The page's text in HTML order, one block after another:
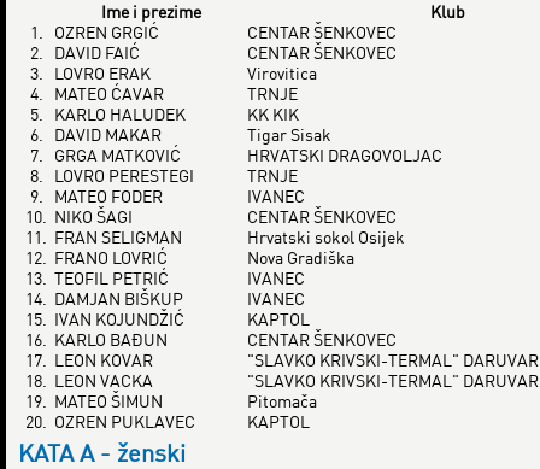
Ime i prezime
Klub
1.
OZREN GRGIĆ
CENTAR ŠENKOVEC
2.
DAVID FAIĆ
CENTAR ŠENKOVEC
3.
LOVRO ERAK
Virovitica
4.
MATEO ĆAVAR
TRNJE
5.
KARLO HALUDEK
KK KIK
6.
DAVID MAKAR
Tigar Sisak
7.
GRGA MATKOVIĆ
HRVATSKI DRAGOVOLJAC
8.
LOVRO PERESTEGI
TRNJE
9.
MATEO FODER
IVANEC
10.
NIKO ŠAGI
CENTAR ŠENKOVEC
11.
FRAN SELIGMAN
Hrvatski sokol Osijek
12.
FRANO LOVRIĆ
Nova Gradiška
13. TEOFIL PETRIĆ
IVANEC
14.
DAMJAN BIŠKUP
IVANEC
15.
IVAN KOJUNDŽIĆ
KAPTOL
16.
KARLO BAĐUN
CENTAR ŠENKOVEC
17.
LEON KOVAR
"SLAVKO KRIVSKI-TERMAL" DARUVAR
18.
LEON VACKA
"SLAVKO KRIVSKI-TERMAL" DARUVAR
19.
MATEO ŠIMUN
Pitomača
20.
OZREN PUKLAVEC KAPTOL
KATA A - ženski